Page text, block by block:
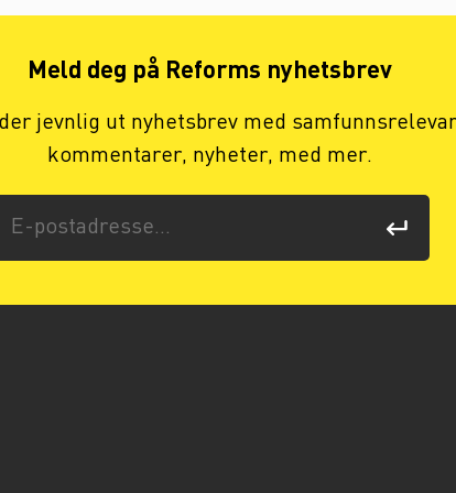
Meld deg på Reforms nyhetsbrev
jevnlig ut nyhetsbrev med
kommentarer, nyheter, med mer.